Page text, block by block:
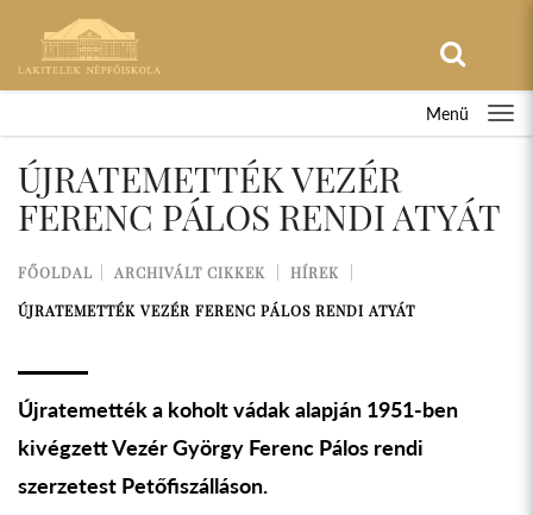
Menü
ÚJRATEMETTÉK VEZÉR
FERENC PÁLOS RENDI ATYÁT
FŐOLDAL ARCHIVÁLT CIKKEK
HÍREK
ÚJRATEMETTÉK VEZÉR FERENC PÁLOS RENDI ATYÁT
Újratemették a koholt vádak alapján 1951-ben
kivégzett Vezér György Ferenc Pálos rendi
szerzetest Petőfiszálláson.